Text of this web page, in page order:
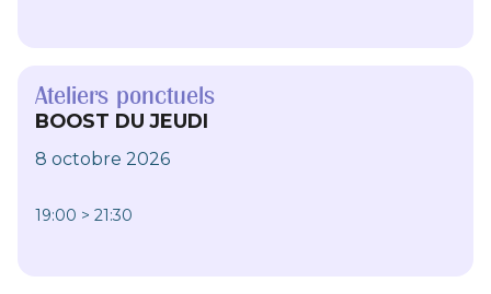
Ateliers ponctuels
BOOST DU JEUDI
8 octobre 2026
19:00 > 21:30